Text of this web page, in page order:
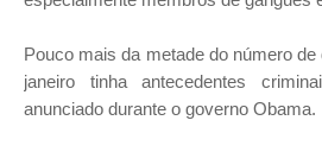
Pouco mais da metade do número
janeiro tinha antecedentes
anunciado durante o governo Obama.